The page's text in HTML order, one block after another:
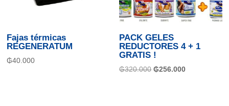
Fajas térmicas
REGENERATUM
₲40.000
PACK GELES
REDUCTORES 4 + 1
GRATIS !
₲320.000 El
₲256.000El